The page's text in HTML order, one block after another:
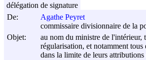
De:
Agathe Peyret
commissaire divisionnaire de la
Objet:
au nom du ministre de l'intérieur,
régularisation, et notamment
dans la limite de leurs attributions
délégation de signature